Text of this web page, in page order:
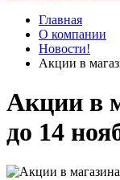
Главная
О компании
Новости!
Акции в
Акции в
до 14